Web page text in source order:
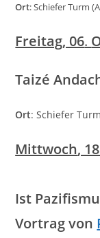
Ort: Schiefer Turm
Freitag, 06.
Taizé
Ort: Schiefer
Mittwoch,
Ist
Vortrag von